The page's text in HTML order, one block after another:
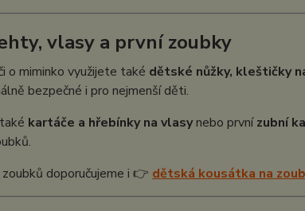
vlasy a první zoubky
o miminko využijete také dětské nůžky, kleštičky
bezpečné i pro nejmenší děti.
kartáče a hřebínky na vlasynebo prvnízubní
doporučujeme i 👉 dětská kousátka na